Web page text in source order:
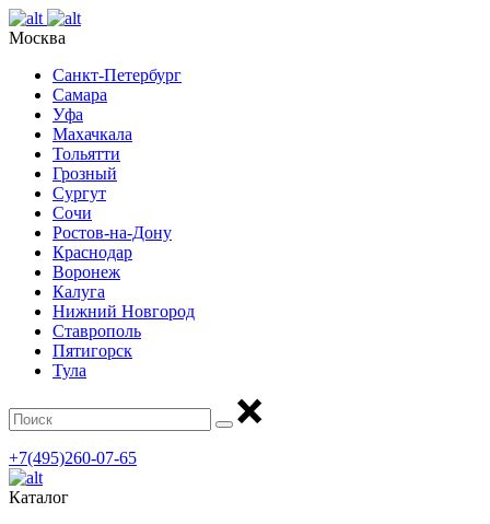
Москва
Санкт-Петербург
Самара
Уфа
Махачкала
Тольятти
Грозный
Сургут
Сочи
Ростов-на-Дону
Краснодар
Воронеж
Калуга
Нижний Новгород
Ставрополь
Пятигорск
Тула
+7(495)260-07-65
Каталог